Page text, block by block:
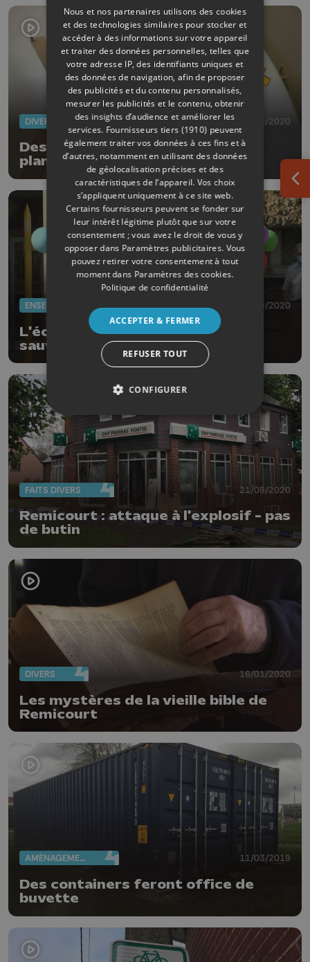
DIVERS 17/10/2020
Des supports pour ranger des
planches de surf fabriqués à
Remicourt
01/09/2020
L'école des P'tits Pousset est
sauvée !
FAITS DIVERS 21/08/2020
Remicourt : attaque à l'explosif - pas
de butin
DIVERS 16/01/2020
Les mystères de la vieille bible de
Remicourt
AMÉNAGEMENT DU TERRITOIRE 11/03/2019
Des containers feront office de
buvette
Nous et nos partenaires utilisons des cookies
et des technologies similaires pour stocker et
accéder à des informations sur votre appareil
et traiter des données personnelles, telles que
votre adresse IP, des identifiants uniques et
des données de navigation, afin de proposer
des publicités et du contenu personnalisés,
mesurer les publicités et le contenu, obtenir
des insights d’audience et améliorer les
services. Fournisseurs tiers (1910) peuvent
également traiter vos données à ces fins et à
d’autres, notamment en utilisant des données
de géolocalisation précises et des
caractéristiques de l’appareil. Vos choix
s’appliquent uniquement à ce site web.
Certains fournisseurs peuvent se fonder sur
leur intérêt légitime plutôt que sur votre
consentement ; vous avez le droit de vous y
opposer dans Paramètres publicitaires. Vous
pouvez retirer votre consentement à tout
moment dans Paramètres des cookies.
Politique de confidentialité
ACCEPTER & FERMER
REFUSER TOUT
CONFIGURER